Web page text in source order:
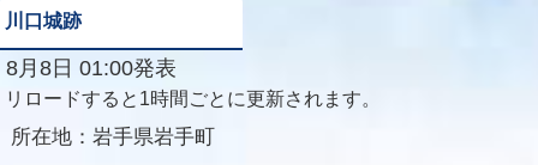
川口城跡
8月8日 01:00発表
リロードすると1時間ごとに更新されます。
所在地： 岩手県岩手町